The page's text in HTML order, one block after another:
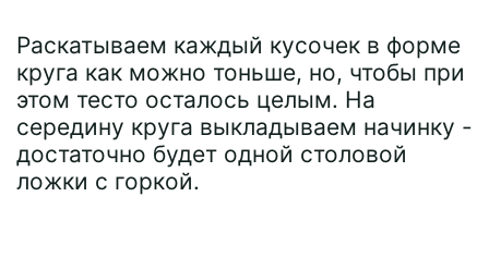
Раскатываем каждый кусочек в форме
круга как можно тоньше, но, чтобы при
этом тесто осталось целым. На
середину круга выкладываем начинку -
достаточно будет одной столовой
ложки с горкой.